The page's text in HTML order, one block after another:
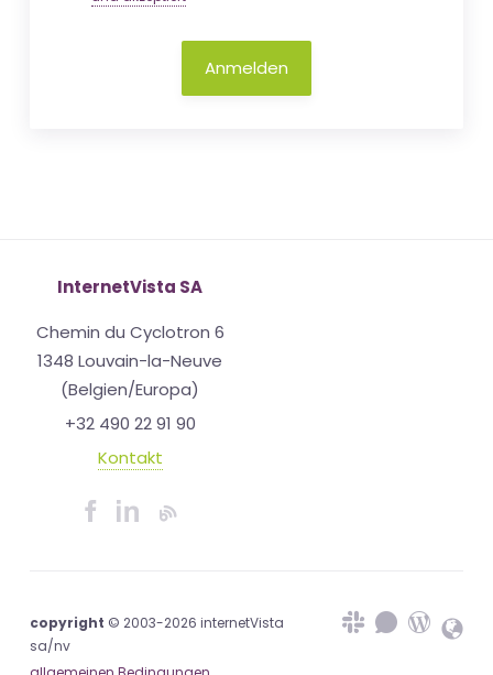
Anmelden
InternetVista SA
Chemin du Cyclotron 6
1348 Louvain-la-Neuve
(Belgien/Europa)
+32 490 22 91 90
Kontakt
copyright © 2003-2026 internetVista
sa/nv